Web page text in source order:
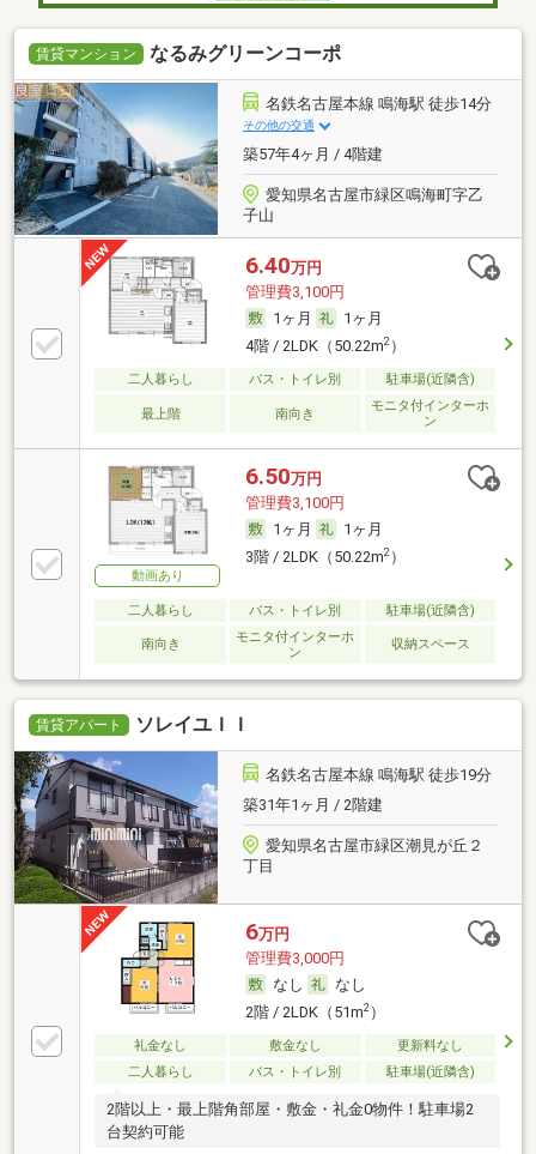
賃貸マンション なるみグリーンコーポ
名鉄名古屋本線 鳴海駅 徒歩14分
その他の交通
築57年4ヶ月 / 4階建
愛知県名古屋市緑区鳴海町字乙
子山
6.40万円
管理費3,100円
1ヶ月
1ヶ月
4階 / 2LDK（50.22m2）
二人暮らし バス・トイレ別 駐車場(近隣含)
最上階 南向き
モニタ付インターホ
ン
動画あり
6.50万円
管理費3,100円
1ヶ月
1ヶ月
3階 / 2LDK（50.22m2）
二人暮らし バス・トイレ別 駐車場(近隣含)
南向き
モニタ付インターホ
ン
収納スペース
賃貸アパート ソレイユＩＩ
名鉄名古屋本線 鳴海駅 徒歩19分
築31年1ヶ月 / 2階建
愛知県名古屋市緑区潮見が丘２
丁目
6万円
管理費3,000円
なし
なし
2階 / 2LDK（51m2）
礼金なし 敷金なし
更新料なし
二人暮らし
バス・トイレ別 駐車場(近隣含)
2階以上・最上階角部屋・敷金・礼金0物件！駐車場2
台契約可能